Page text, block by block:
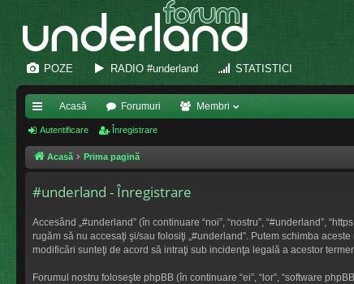
POZE RADIO #underland STATISTICI
eg
ăt
pi
de
Acasă Forumuri Membri
Autentificare Înregistrare
Acasă Prima pagină
#underland - Înregistrare
Accesând „#underland” (în continuare “noi”, “nostru”, “#underland”,
rugăm să nu accesaţi şi/sau folosiţi „#underland”. Putem schimba
modificări sunteţi de acord să intraţi sub incidenţa legală a acestor
Forumul nostru foloseşte phpBB (în continuare “ei”, “lor”, “software